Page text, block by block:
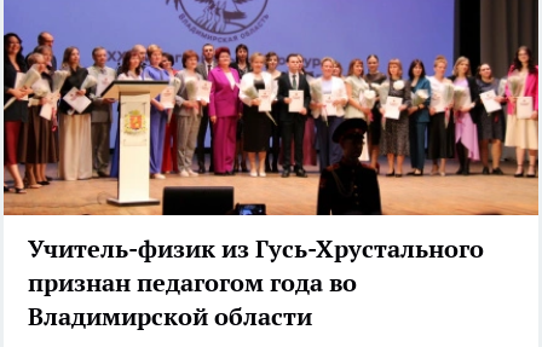
Учитель-физик из Гусь-Хрустального
признан педагогом года во
Владимирской области